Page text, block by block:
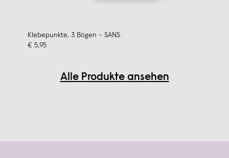
Klebepunkte, 3 Bögen - SANS.
€ 5,95
Alle Produkte ansehen